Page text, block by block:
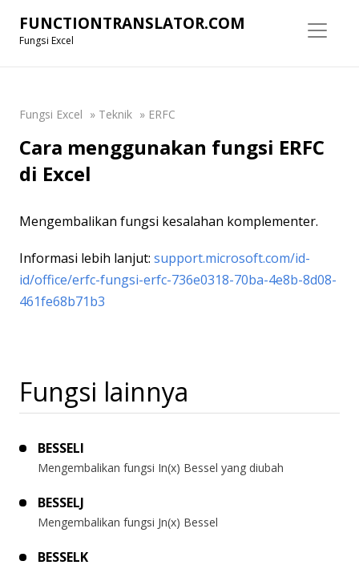
FUNCTIONTRANSLATOR.COM
Fungsi Excel
Fungsi Excel » Teknik » ERFC
Cara menggunakan fungsi ERFC
di Excel
Mengembalikan fungsi kesalahan komplementer.
Informasi lebih lanjut: support.microsoft.com/id-
id/office/erfc-fungsi-erfc-736e0318-70ba-4e8b-8d08-
461fe68b71b3
Fungsi lainnya
BESSELI
Mengembalikan fungsi In(x) Bessel yang diubah
BESSELJ
Mengembalikan fungsi Jn(x) Bessel
BESSELK